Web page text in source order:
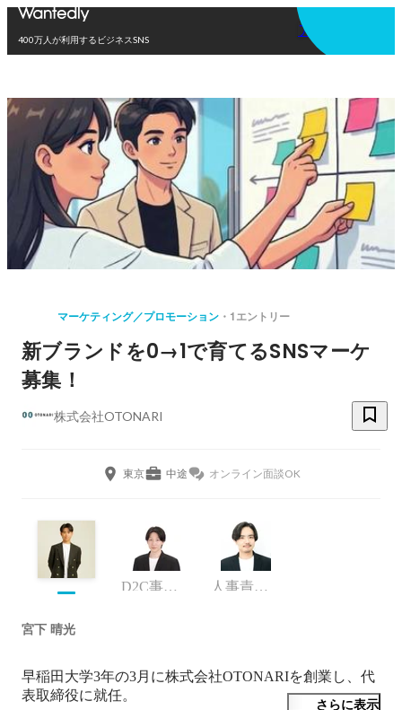
400万人が利用するビジネスSNS
アプリを使う
マーケティング／プロモーション 1エントリー
新ブランドを0→1で育てるSNSマーケ
募集！
株式会社OTONARI
東京 中途 オンライン面談OK
D2C事業部 事業部長 人事責任者
宮下 晴光
早稲田大学3年の3月に株式会社OTONARIを創業し、代
さらに表示